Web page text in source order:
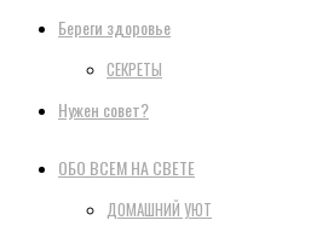
Береги здоровье
СЕКРЕТЫ
Нужен совет?
ОБО ВСЕМ НА СВЕТЕ
ДОМАШНИЙ УЮТ